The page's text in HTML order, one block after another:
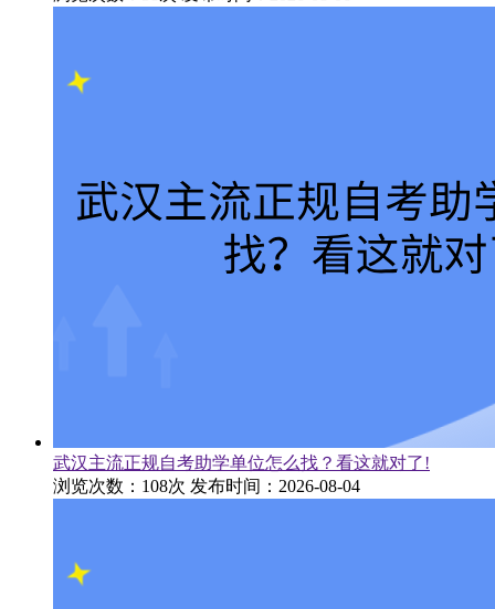
武汉主流正规自考助学单位怎么找？看这就对了!
浏览次数：108次 发布时间：2026-08-04